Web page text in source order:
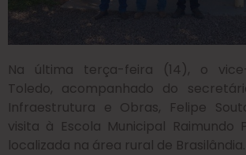
Na última terça-feira (14), o
Toledo, acompanhado do
Infraestrutura e Obras, Felipe
visita à Escola Municipal Raimundo
localizada na área rural de Brasilândia.